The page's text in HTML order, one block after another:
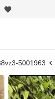
5001963-i38vz3 - بيوت